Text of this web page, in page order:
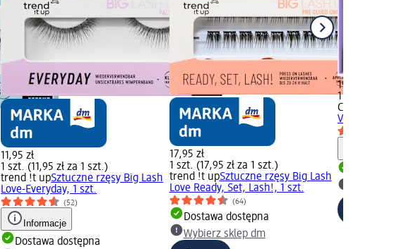
11,95 zł
1 szt. (11,95 zł za 1 szt.)
trend !t upSztuczne rzęsy Big Lash
Love-Everyday, 1 szt.
(52)
Informacje
Dostawa dostępna
17,95 zł
1 szt. (17,95 zł za 1 szt.)
trend !t upSztuczne rzęsy Big Lash
Love Ready, Set, Lash!, 1 szt.
(64)
Dostawa dostępna
Wybierz sklep dm
19,95 zł
1 szt.
CATRICE
Volume